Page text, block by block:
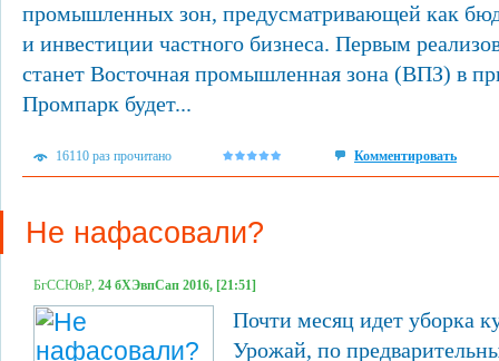
промышленных зон, предусматривающей как
и инвестиции частного бизнеса. Первым
станет Восточная промышленная зона (ВПЗ) в
Промпарк будет...
16110 раз прочитано Комментировать
Не нафасовали?
БгССЮвР, 24 бХЭвпСап 2016, [21:51]
Почти месяц идет уборка
Урожай, по